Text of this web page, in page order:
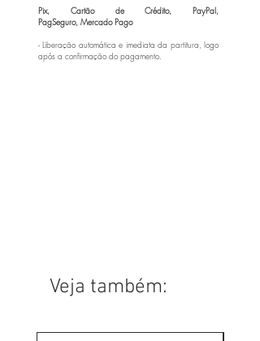
Pix, Cartão de Crédito, PayPal,
PagSeguro, Mercado Pago
- Liberação automática e imediata da partitura, logo
após a confirmação do pagamento.
Veja também: